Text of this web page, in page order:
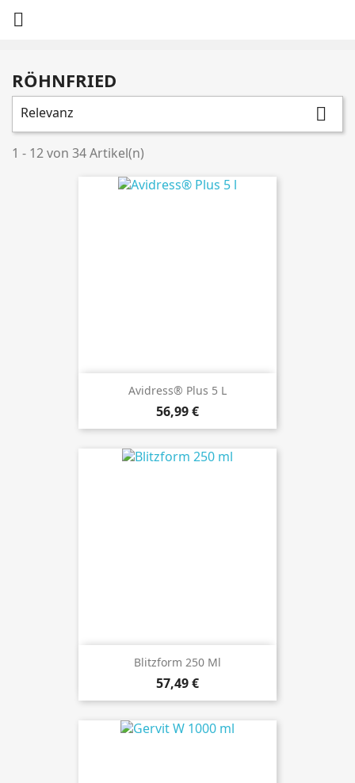

RÖHNFRIED
Relevanz 
1 - 12 von 34 Artikel(n)
Avidress® Plus 5 L
Preis
56,99 €
Blitzform 250 Ml
Preis
57,49 €